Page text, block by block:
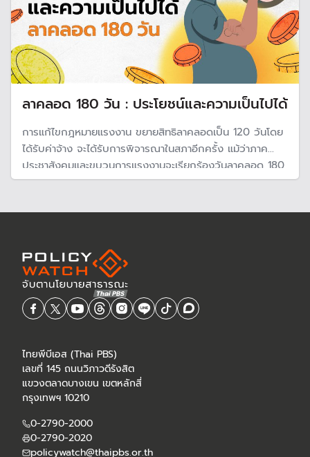
ลาคลอด 180 วัน : ประโยชน์และความเป็นไปได้
การแก้ไขกฎหมายแรงงาน ขยายสิทธิลาคลอดเป็น 120 วันโดย
ได้รับค่าจ้าง จะได้รับการพิจารณาในสภาอีกครั้ง แม้ว่าภาค
ประชาสังคมและขบวนการแรงงานจะเรียกร้องวันลาคลอด 180
วัน เพราะให้ความสำคัญถึงสุขภาพแม่และเด็กเป็นสำคัญ
ไทยพีบีเอส (Thai PBS)
เลขที่ 145 ถนนวิภาวดีรังสิต
แขวงตลาดบางเขน เขตหลักสี่
กรุงเทพฯ 10210
0-2790-2000
0-2790-2020
policywatch@thaipbs.or.th